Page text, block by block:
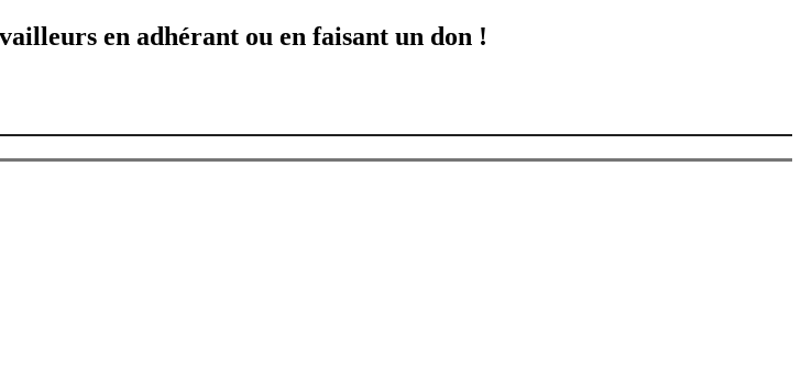
en adhérant ou en faisant un don !